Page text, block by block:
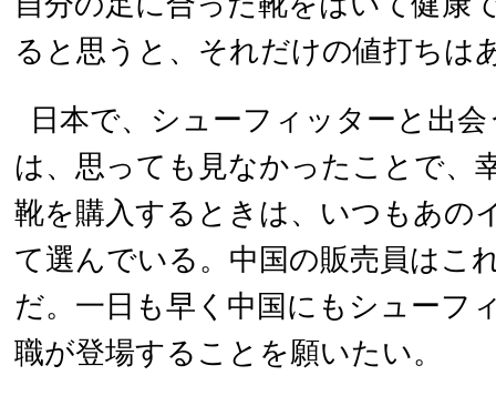
ると思うと、それだけの値打ちは
日本で、シューフィッターと出
は、思っても見なかったことで、
靴を購入するときは、いつもあの
て選んでいる。中国の販売員はこ
だ。一日も早く中国にもシューフ
職が登場することを願いたい。